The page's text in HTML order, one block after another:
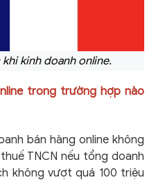
kinh doanh online.
trong trường hợp nào
bán hàng online không
TNCN nếu tổng doanh
không vượt quá 100 triệu